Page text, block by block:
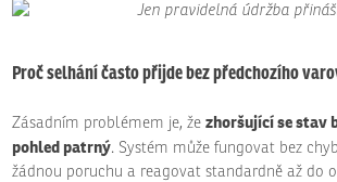
Proč selhání často přijde bez předchozího
Zásadním problémem je, žezhoršující se stav
pohled patrný. Systém může fungovat bez
žádnou poruchu a reagovat standardně až do